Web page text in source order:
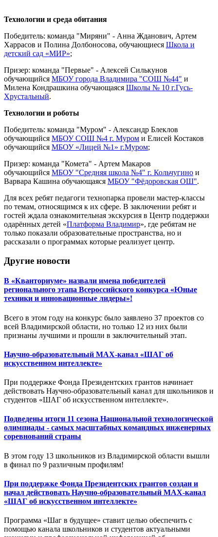
Технологии и среда обитания
Победитель: команда "Миряни" - Анна Жданович, Артем
Харрасов и Полина Долбоносова, обучающиеся Школа и
детский сад «МИР»;
Призер: команда "Первые" - Алексей Силькунов
обучающийся МБОУ города Владимира "СОШ №44" и
Милена Кондрашкина обучающаяся Школы № 10 г.Гусь-
Хрустальный.
Технологии и роботы
Победитель: команда "Муром" - Александр Блеклов
обучающийся МБОУ СОШ №4 г. Муром и Елисей Костаков
обучающийся МБОУ «Лицей №1» г.Муром;
Призер: команда "Комета" - Артем Макаров
обучающийся МБОУ "Средняя школа №4" г. Кольчугино и
Варвара Кашина обучающаяся МБОУ "Фëдоровская ОШ".
Для всех ребят педагоги технопарка провели мастер-классы
по темам, относящимся к их сфере. В заключении ребят и
гостей ждала ознакомительная экскурсия в Центр поддержки
одарённых детей «Платформа Владимир», где ребятам не
только показали образовательные пространства, но и
рассказали о программах которые реализует центр.
Другие новости
В «Кванториуме» назвали имена победителей
регионального этапа Всероссийского конкурса «Юные
техники и инновационные лидеры»!
Всего в этом году на конкурс было заявлено 37 проектов со
всей Владимирской области, но только 12 из них были
признаны лучшими и прошли в заключительный этап.
Научно-образовательный MAX-канал «ШАГ об
искусственном интеллекте»
При поддержке Фонда Президентских грантов начинает
действовать Научно-образовательный канал для школьников и
студентов «ШАГ об искусственном интеллекте».
Подведены итоги 11 сезона Национальной технологической
олимпиады - самых масштабных командных инженерных
соревнований страны
В этом году 13 школьников из Владимирской области вышли
в финал по 9 различным профилям!
При поддержке Фонда Президентских грантов создан и
начал действовать Научно-образовательный MAX-канал
«ШАГ об искусственном интеллекте»
Программа «Шаг в будущее» ставит целью обеспечить с
помощью канала школьников и студентов актуальными